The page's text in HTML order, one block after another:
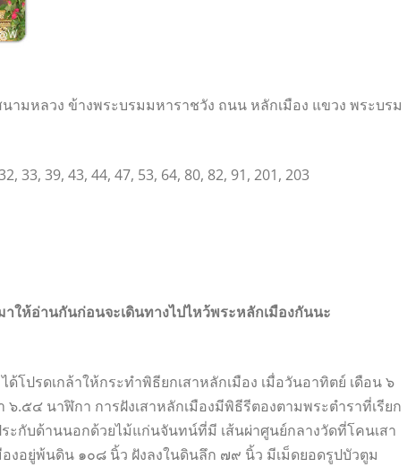
มหลวง ข้างพระบรมมหาราชวัง ถนน หลักเมือง แขวง พระบรม
33, 39, 43, 44, 47, 53, 64, 80, 82, 91, 201, 203
ให้อ่านกันก่อนจะเดินทางไปไหว้พระหลักเมืองกันนะ
ปรดเกล้าให้กระทำพิธียกเสาหลักเมือง เมื่อวันอาทิตย์ เดือน ๖
๕๔ นาฬิกา การฝังเสาหลักเมืองมีพิธีรีตองตามพระตำราที่เรียก
ะกับด้านนอกด้วยไม้แก่นจันทน์ที่มี เส้นผ่าศูนย์กลางวัดที่โคนเสา
งอยู่พ้นดิน ๑๐๘ นิ้ว ฝังลงในดินลึก ๗๙ นิ้ว มีเม็ดยอดรูปบัวตูม